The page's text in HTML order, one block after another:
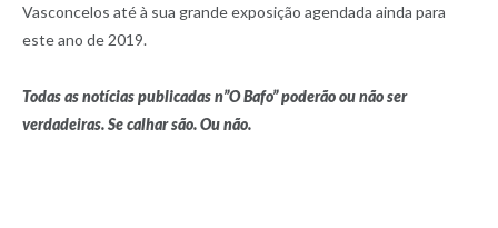
Vasconcelos até à sua grande exposição agendada ainda para
este ano de 2019.
Todas as notícias publicadas n”O Bafo” poderão ou não ser
verdadeiras. Se calhar são. Ou não.